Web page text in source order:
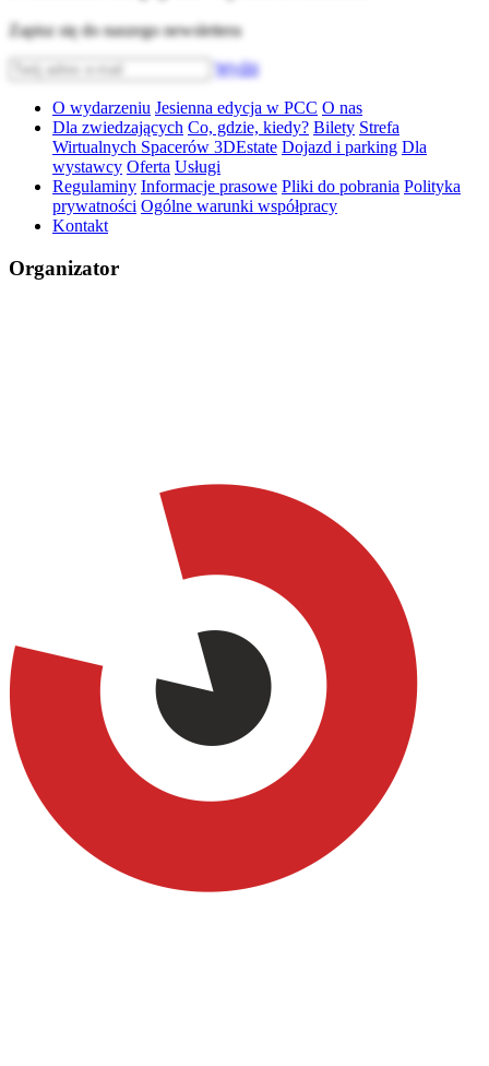
Zapisz się do naszego newslettera
Wyślij
O wydarzeniu Jesienna edycja w PCC O nas
Dla zwiedzających Co, gdzie, kiedy? Bilety Strefa
Wirtualnych Spacerów 3DEstate Dojazd i parking Dla
wystawcy Oferta Usługi
Regulaminy Informacje prasowe Pliki do pobrania Polityka
prywatności Ogólne warunki współpracy
Kontakt
Organizator